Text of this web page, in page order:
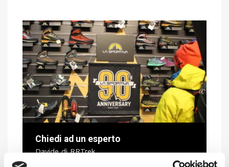
Chiedi ad un esperto
Davide di RRTrek